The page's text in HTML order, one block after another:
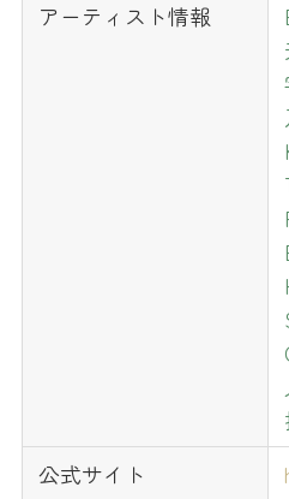
アーティスト情報
公式サイト